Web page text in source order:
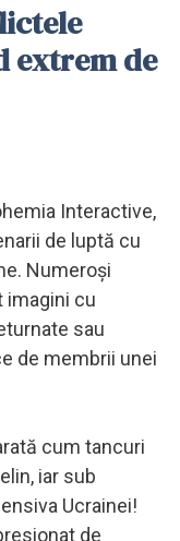
extrem de
Interactive,
de luptă cu
Numeroşi
imagini cu
sau
de membrii unei
cum tancuri
iar sub
Ucrainei!
de